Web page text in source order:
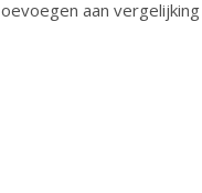
aan vergelijking